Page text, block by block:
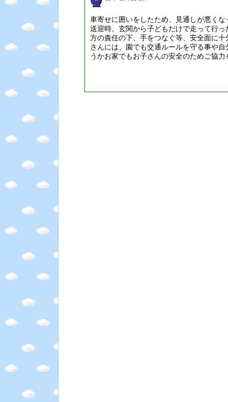
車寄せに囲いをしたため、見通しが悪くな
送迎時、玄関から子どもだけで走って行
方の責任の下、手をつなぐ等、安全面に
さんには、園でも交通ルールを守る事や
うかお家でもお子さんの安全のためご協